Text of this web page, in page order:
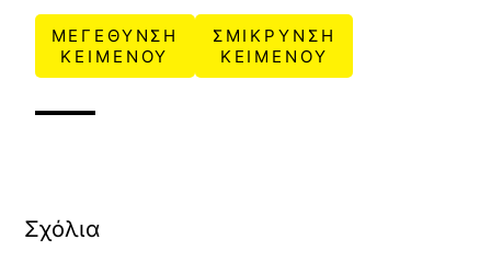
ΜΕΓΕΘΥΝΣΗ
ΚΕΙΜΕΝΟΥ
ΣΜΙΚΡΥΝΣΗ
ΚΕΙΜΕΝΟΥ
Σχόλια